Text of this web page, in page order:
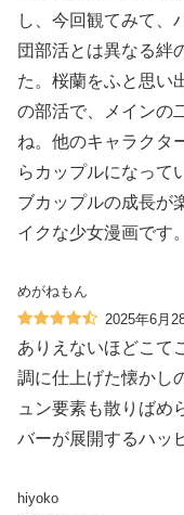
し、今回観てみて、
団部活とは異なる絆
た。桜蘭をふと思い
の部活で、メインの
ね。他のキャラクタ
らカップルになって
ブカップルの成長が
イクな少女漫画です。
めがねもん
2025年6月
ありえないほどこて
調に仕上げた懐かし
ュン要素も散りばめ
バーが展開するハッ
hiyoko